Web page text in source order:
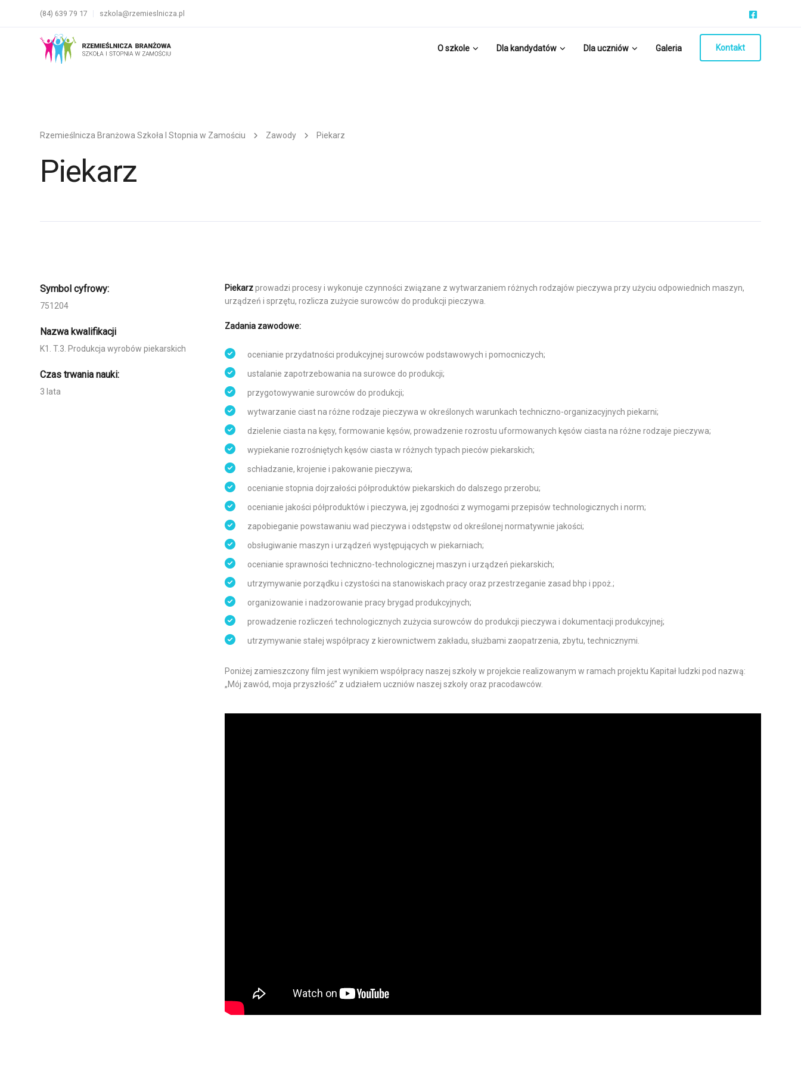
(84) 639 79 17 szkola@rzemieslnicza.pl
O szkole Dla kandydatów Dla uczniów Galeria Kontakt
Rzemieślnicza Branżowa Szkoła I Stopnia w Zamościu Zawody Piekarz
Piekarz
Symbol cyfrowy:
751204
Nazwa kwalifikacji
K1. T.3. Produkcja wyrobów piekarskich
Czas trwania nauki:
3 lata
Piekarzprowadzi procesy i wykonuje czynności związane z wytwarzaniem różnych rodzajów pieczywa przy użyciu odpowiednich maszyn,
urządzeń i sprzętu, rozlicza zużycie surowców do produkcji pieczywa.
Zadania zawodowe:
ocenianie przydatności produkcyjnej surowców podstawowych i pomocniczych;
ustalanie zapotrzebowania na surowce do produkcji;
przygotowywanie surowców do produkcji;
wytwarzanie ciast na różne rodzaje pieczywa w określonych warunkach techniczno-organizacyjnych piekarni;
dzielenie ciasta na kęsy, formowanie kęsów, prowadzenie rozrostu uformowanych kęsów ciasta na różne rodzaje pieczywa;
wypiekanie rozrośniętych kęsów ciasta w różnych typach pieców piekarskich;
schładzanie, krojenie i pakowanie pieczywa;
ocenianie stopnia dojrzałości półproduktów piekarskich do dalszego przerobu;
ocenianie jakości półproduktów i pieczywa, jej zgodności z wymogami przepisów technologicznych i norm;
zapobieganie powstawaniu wad pieczywa i odstępstw od określonej normatywnie jakości;
obsługiwanie maszyn i urządzeń występujących w piekarniach;
ocenianie sprawności techniczno-technologicznej maszyn i urządzeń piekarskich;
utrzymywanie porządku i czystości na stanowiskach pracy oraz przestrzeganie zasad bhp i ppoż.;
organizowanie i nadzorowanie pracy brygad produkcyjnych;
prowadzenie rozliczeń technologicznych zużycia surowców do produkcji pieczywa i dokumentacji produkcyjnej;
utrzymywanie stałej współpracy z kierownictwem zakładu, służbami zaopatrzenia, zbytu, technicznymi.
Poniżej zamieszczony film jest wynikiem współpracy naszej szkoły w projekcie realizowanym w ramach projektu Kapitał ludzki pod nazwą:
„Mój zawód, moja przyszłość” z udziałem uczniów naszej szkoły oraz pracodawców.